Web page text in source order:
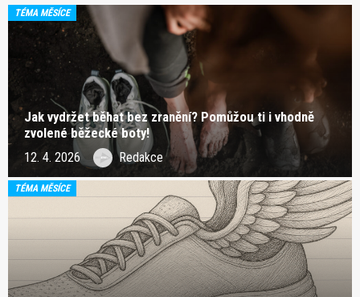
TÉMA MĚSÍCE
Jak vydržet běhat bez zranění? Pomůžou ti i vhodně
zvolené běžecké boty!
12. 4. 2026 Redakce
TÉMA MĚSÍCE